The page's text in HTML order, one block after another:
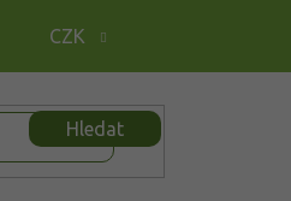
CZK
Hledat